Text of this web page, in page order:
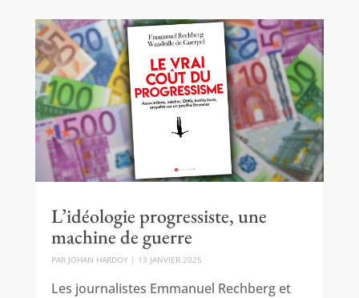
L’idéologie progressiste, une
machine de guerre
PAR JOHAN HARDOY| 13 JANVIER 2025
Les journalistes Emmanuel Rechberg et